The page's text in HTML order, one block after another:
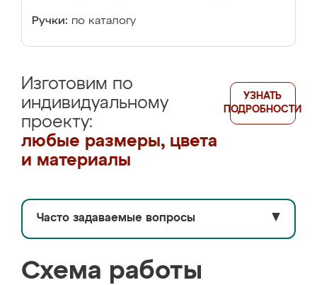
Ручки: по каталогу
Изготовим по
индивидуальному
проекту:
любые размеры, цвета
и материалы
УЗНАТЬ
ПОДРОБНОСТИ
Часто задаваемые вопросы ▼
Схема работы